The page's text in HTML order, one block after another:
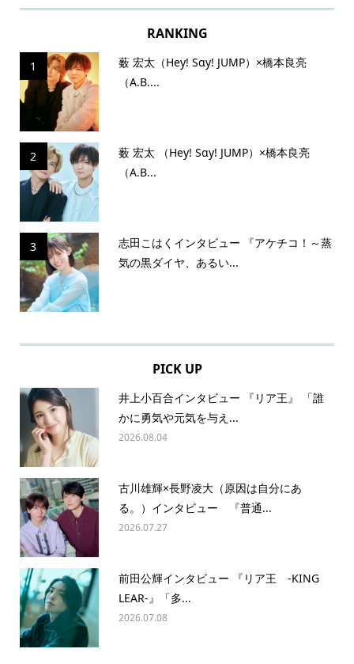
RANKING
1
薮 宏太（Hey! Sɑy! JUMP）×橋本良亮
（A.B....
2
薮 宏太 （Hey! Sɑy! JUMP）×橋本良亮
（A.B...
3
志田こはくインタビュー 『アケチコ！～蒸
気の黒ダイヤ、あるい...
PICK UP
井上小百合インタビュー 『リア王』 「誰
かに勇気や元気を与え...
2026.08.04
古川雄輝×長野凌大（原因は自分にあ
る。）インタビュー 『普通...
2026.07.27
前田公輝インタビュー 『リア王 -KING
LEAR-』「多...
2026.07.08